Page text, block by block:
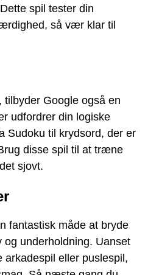
spil tester din
så vær klar til
tilbyder Google også en
udfordrer din logiske
Sudoku til krydsord, der er
disse spil til at træne
sjovt.
fantastisk måde at bryde
underholdning. Uanset
arkadespil eller puslespil,